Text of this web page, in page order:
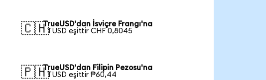
🇨🇭TrueUSD'dan İsviçre Frangı'na
1 TUSD eşittir CHF 0,8045
🇵🇭TrueUSD'dan Filipin Pezosu'na
1 TUSD eşittir ₱60,44